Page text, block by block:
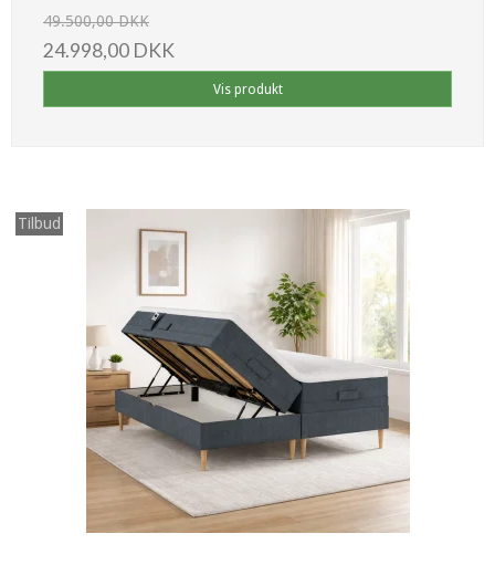
49.500,00 DKK
24.998,00 DKK
Vis produkt
Tilbud